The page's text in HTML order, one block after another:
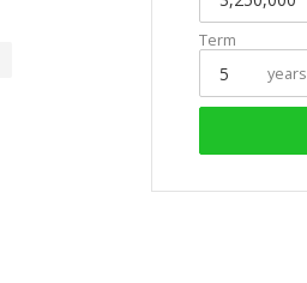
Term
years